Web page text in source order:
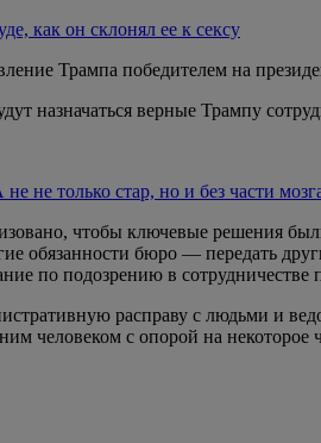
как он склонял ее к сексу
Трампа победителем на
назначаться верные Трампу
не только стар, но и без части
чтобы ключевые решения
обязанности бюро — передать
по подозрению в
расправу с людьми и
человеком с опорой на некоторое